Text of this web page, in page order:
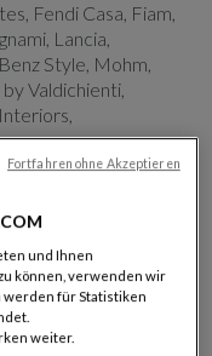
Fendi Casa, Fiam,
Lancia,
Style, Mohm,
Valdichienti,
im Jahr 2001.
Logik der
die zielgerichtet
Das StudioMEMO
und Ihnen
können, verwenden wir
werden für Statistiken
weiter.
Fortfahren ohne Akzeptieren